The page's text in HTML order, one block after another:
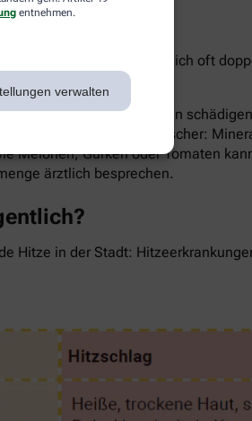
entnehmen.
verwalten
Der ist im Sommer nämlich oft
meist die Folge.
auch ernsthaft die Nieren
sein. Die besten Durstlöscher:
Melonen, Gurken oder Tomaten
ärztlich besprechen.
Hitze in der Stadt: